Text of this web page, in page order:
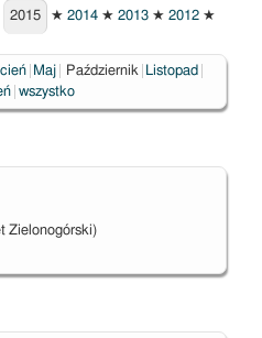
2015 ★ 2014 ★ 2013 ★ 2012 ★
Maj Wybrane
Październik
Listopad
wszystko
Zielonogórski)